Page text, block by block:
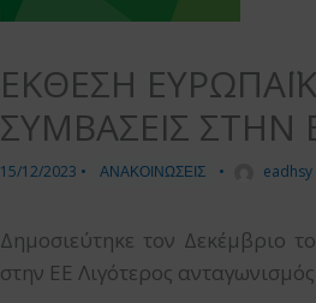
ΕΚΘΕΣΗ
ΣΥΜΒΑΣΕΙΣ ΣΤΗΝ
15/12/2023 • ΑΝΑΚΟΙΝΩΣΕΙΣ • eadhsy
Δημοσιεύτηκε τον Δεκέμβριο
στην ΕΕ Λιγότερος